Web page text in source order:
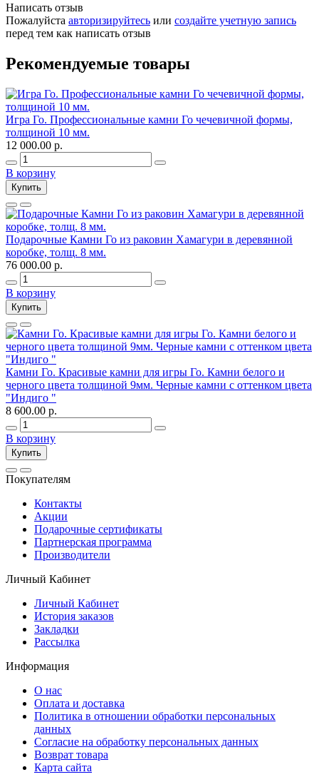
Написать отзыв
Пожалуйста авторизируйтесь или создайте учетную запись
перед тем как написать отзыв
Рекомендуемые товары
Игра Го. Профессиональные камни Го чечевичной формы,
толщиной 10 мм.
12 000.00 р.
В корзину
Купить
Подарочные Камни Го из раковин Хамагури в деревянной
коробке, толщ. 8 мм.
76 000.00 р.
В корзину
Купить
Камни Го. Красивые камни для игры Го. Камни белого и
черного цвета толщиной 9мм. Черные камни с оттенком цвета
"Индиго "
8 600.00 р.
В корзину
Купить
Покупателям
Контакты
Акции
Подарочные сертификаты
Партнерская программа
Производители
Личный Кабинет
Личный Кабинет
История заказов
Закладки
Рассылка
Информация
О нас
Оплата и доставка
Политика в отношении обработки персональных
данных
Согласие на обработку персональных данных
Возврат товара
Карта сайта